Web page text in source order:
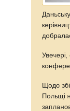
Щодо
Польщі